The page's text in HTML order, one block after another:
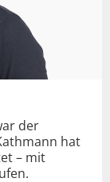
der
hat
– mit